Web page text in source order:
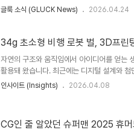
서, 기업이나 전문 연구소에서만 가능했던 수
다. AI 기반 설계 도구와 3D프린팅 같은 제작
새로운 산업 트렌드의 시작점이 되고 있습니
모형에..
글룩 소식 (GLUCK News) 2026.04.24
34g 초소형 비행 로봇 벌, 3D프린
자연의 구조와 움직임에서 아이디어를 얻는
활용돼 왔습니다. 최근에는 디지털 설계와
정밀한 부품 설계에서 빠르게 확장되고 있습
이지만, 한편으로는 자연에서 아이디어를 얻
인사이트 (Insights) 2026.04.08
CG인 줄 알았던 슈퍼맨 2025 휴